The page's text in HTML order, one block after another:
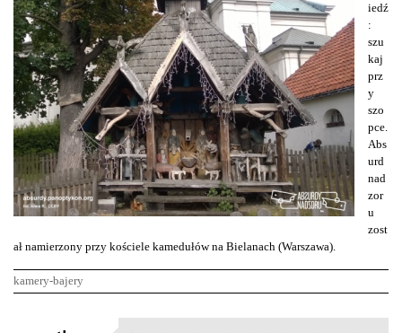
iedź
:
szu
kaj
prz
y
szo
pce.
Abs
urd
nad
zor
u
zost
ał namierzony przy kościele kamedułów na Bielanach (Warszawa).
kamery-bajery